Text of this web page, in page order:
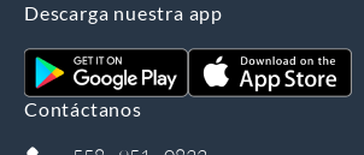
Descarga nuestra app
Contáctanos